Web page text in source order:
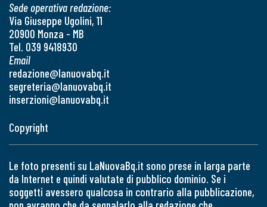
Sede operativa redazione:
Via Giuseppe Ugolini, 11
20900 Monza - MB
Tel. 039 9418930
Email
redazione@lanuovabq.it
segreteria@lanuovabq.it
inserzioni@lanuovabq.it
Copyright
Le foto presenti su LaNuovaBq.it sono prese in larga parte
da Internet e quindi valutate di pubblico dominio. Se i
soggetti avessero qualcosa in contrario alla pubblicazione,